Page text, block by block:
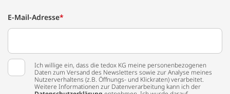
E-Mail-Adresse*
Ich willige ein, dass die tedox KG meine personenbezogenen
Daten zum Versand des Newsletters sowie zur Analyse meines
Nutzerverhaltens (z.B. Öffnungs- und Klickraten) verarbeitet.
Weitere Informationen zur Datenverarbeitung kann ich der